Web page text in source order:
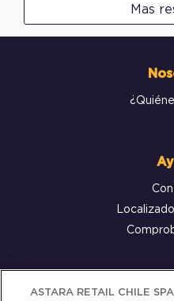
Mas
ASTARA RETAIL CHILE